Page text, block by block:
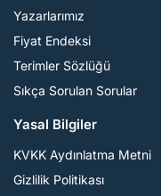
Yazarlarımız
Fiyat Endeksi
Terimler Sözlüğü
Sıkça Sorulan Sorular
Yasal Bilgiler
KVKK Aydınlatma Metni
Gizlilik Politikası